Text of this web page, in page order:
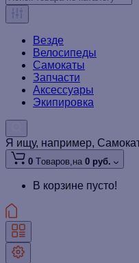
Везде
Велосипеды
Самокаты
Запчасти
Аксессуары
Экипировка
Я ищу, например,
0 Tоваров,на 0 руб.
В корзине пусто!